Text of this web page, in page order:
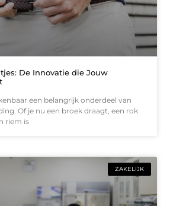
De Innovatie die Jouw
een belangrijk onderdeel van
Of je nu een broek draagt, een rok
riem is
ZAKELIJK